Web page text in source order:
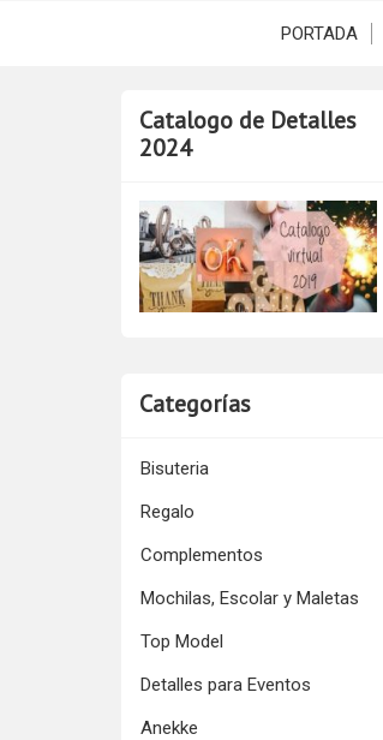
PORTADA
Catalogo de Detalles
2024
Categorías
Bisuteria
Regalo
Complementos
Mochilas, Escolar y Maletas
Top Model
Detalles para Eventos
Anekke